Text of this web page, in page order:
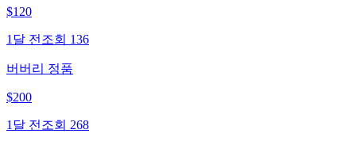
$120
1달 전 조회 136
버버리 정품
$200
1달 전 조회 268